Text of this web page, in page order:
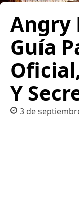
Angry
Guía
Y
3 de